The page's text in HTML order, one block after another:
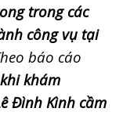
trong các
công vụ tại
báo cáo
khi khám
Đình Kình cầm